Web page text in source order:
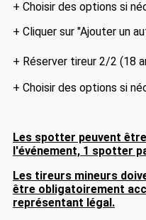
+ Choisir des options si
+ Cliquer sur "Ajouter un
+ Réserver tireur 2/2 (18
+ Choisir des options si
Les spotter peuvent
l'événement, 1 spotter
Les tireurs mineurs
être obligatoirement
représentant légal.